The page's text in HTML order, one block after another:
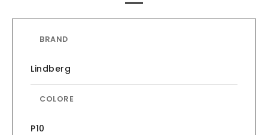
BRAND
Lindberg
COLORE
P10